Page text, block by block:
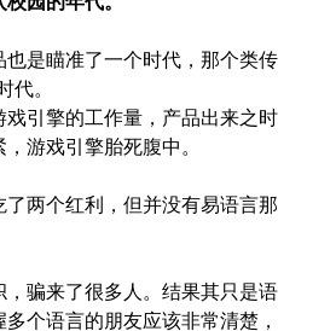
是瞄准了一个时代，那个类传
。
引擎的工作量，产品出来之时
游戏引擎胎死腹中。
两个红利，但并没有易语言那
骗来了很多人。结果其只是语
个语言的朋友应该非常清楚，